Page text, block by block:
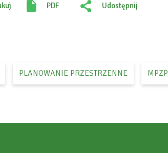
PDF
Udostępnij
PLANOWANIE PRZESTRZENNE MPZP